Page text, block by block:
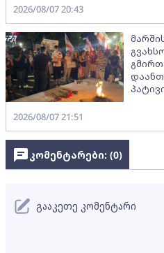
2026/08/07 20:43
2026/08/07 21:51
კომენტარები: (0)
გააკეთე კომენტარი